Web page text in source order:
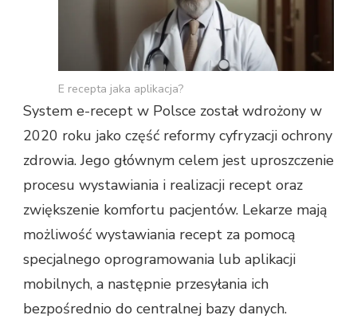
E recepta jaka aplikacja?
System e-recept w Polsce został wdrożony w
2020 roku jako część reformy cyfryzacji ochrony
zdrowia. Jego głównym celem jest uproszczenie
procesu wystawiania i realizacji recept oraz
zwiększenie komfortu pacjentów. Lekarze mają
możliwość wystawiania recept za pomocą
specjalnego oprogramowania lub aplikacji
mobilnych, a następnie przesyłania ich
bezpośrednio do centralnej bazy danych.